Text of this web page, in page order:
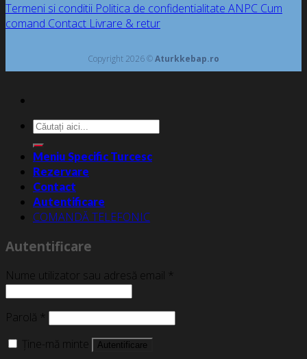
Termeni si conditii Politica de confidentialitate ANPC Cum
comand Contact Livrare & retur
Copyright 2026 ©Aturkkebap.ro
Caută
după:
Meniu Specific Turcesc
Rezervare
Contact
Autentificare
COMANDĂ TELEFONIC
Autentificare
Nume utilizator sau adresă email *
Parolă *
Ține-mă minte
Autentificare